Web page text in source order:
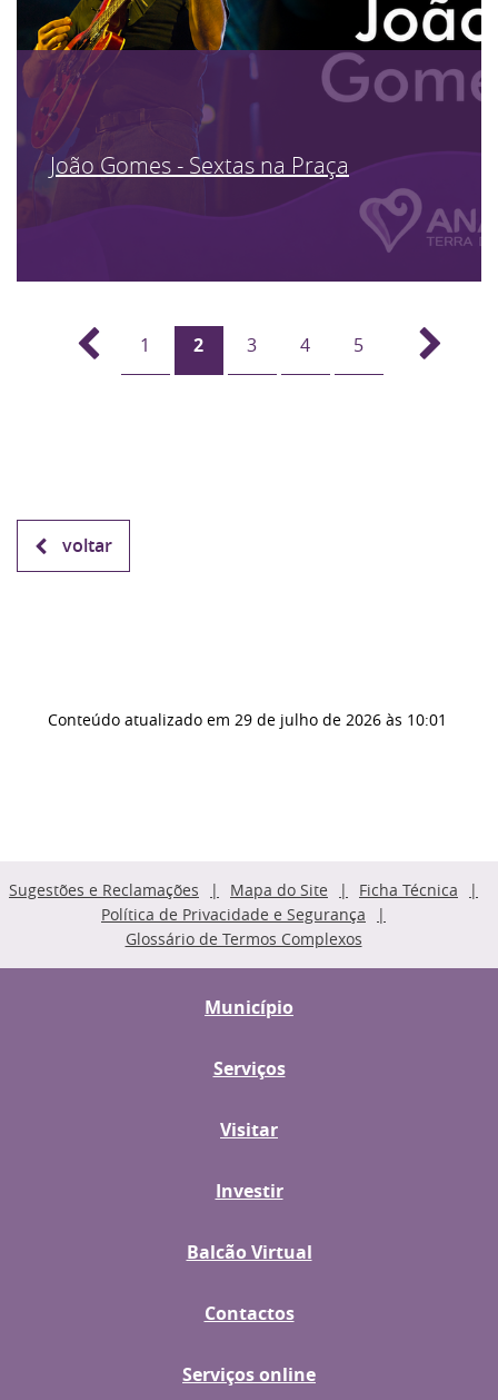
João Gomes - Sextas na Praça
1 2 3 4 5
voltar
Conteúdo atualizado em 29 de julho de 2026 às 10:01
Sugestões e Reclamações Mapa do Site
Ficha Técnica
Política de Privacidade e Segurança
Glossário de Termos Complexos
Município
Serviços
Visitar
Investir
Balcão Virtual
Contactos
Serviços online